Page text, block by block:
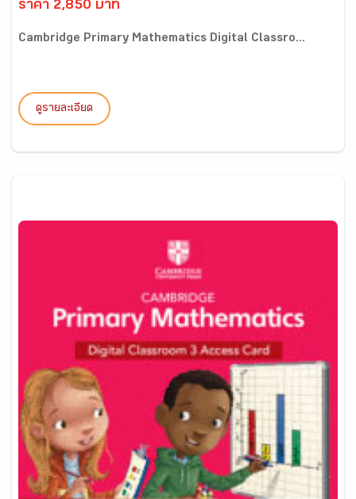
ราคา 2,850 บาท
Cambridge Primary Mathematics Digital Classro...
ดูรายละเอียด